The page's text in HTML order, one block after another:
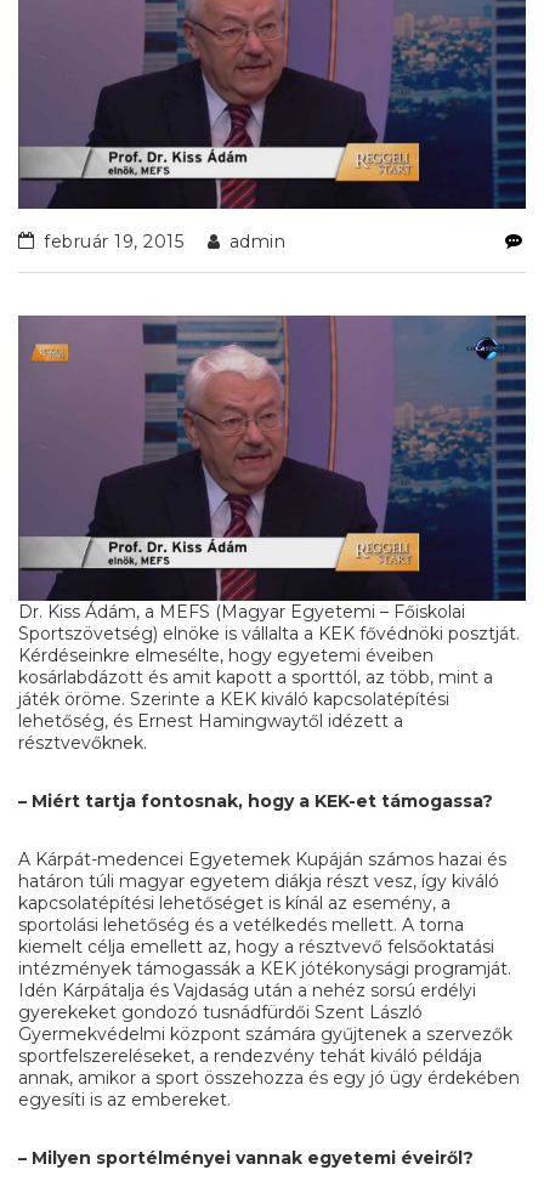
február 19, 2015 admin
Dr. Kiss Ádám, a MEFS (Magyar Egyetemi – Főiskolai
Sportszövetség) elnöke is vállalta a KEK fővédnöki posztját.
Kérdéseinkre elmesélte, hogy egyetemi éveiben
kosárlabdázott és amit kapott a sporttól, az több, mint a
játék öröme. Szerinte a KEK kiváló kapcsolatépítési
lehetőség, és Ernest Hamingwaytől idézett a
résztvevőknek.
– Miért tartja fontosnak, hogy a KEK-et támogassa?
A Kárpát-medencei Egyetemek Kupáján számos hazai és
határon túli magyar egyetem diákja részt vesz, így kiváló
kapcsolatépítési lehetőséget is kínál az esemény, a
sportolási lehetőség és a vetélkedés mellett. A torna
kiemelt célja emellett az, hogy a résztvevő felsőoktatási
intézmények támogassák a KEK jótékonysági programját.
Idén Kárpátalja és Vajdaság után a nehéz sorsú erdélyi
gyerekeket gondozó tusnádfürdői Szent László
Gyermekvédelmi központ számára gyűjtenek a szervezők
sportfelszereléseket, a rendezvény tehát kiváló példája
annak, amikor a sport összehozza és egy jó ügy érdekében
egyesíti is az embereket.
– Milyen sportélményei vannak egyetemi éveiről?